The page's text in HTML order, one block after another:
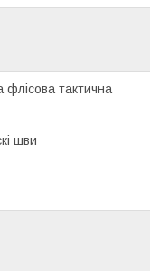
тактична
шви